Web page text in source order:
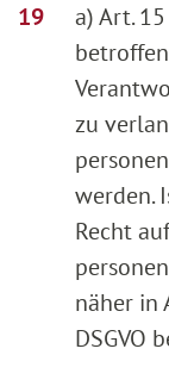
a) Art.
zu
werden.
Recht
näher in
DSGVO